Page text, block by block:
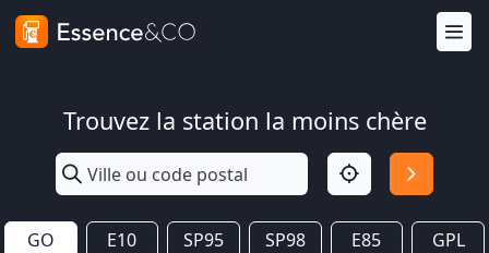
Trouvez la station la moins chère
GO E10 SP95 SP98 E85 GPL